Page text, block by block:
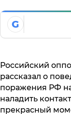
G
Российский
рассказал о
поражения РФ
наладить
прекрасный